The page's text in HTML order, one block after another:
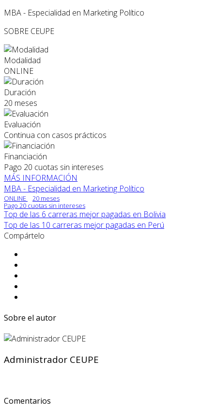
MBA - Especialidad en Marketing Político
SOBRE CEUPE
Modalidad
ONLINE
Duración
20 meses
Evaluación
Continua con casos prácticos
Financiación
Pago 20 cuotas sin intereses
MÁS INFORMACIÓN
MBA - Especialidad en Marketing Político
ONLINE
20 meses
Pago 20 cuotas sin intereses
Top de las 6 carreras mejor pagadas en Bolivia
Top de las 10 carreras mejor pagadas en Perú
Compártelo
Sobre el autor
Administrador CEUPE
Comentarios